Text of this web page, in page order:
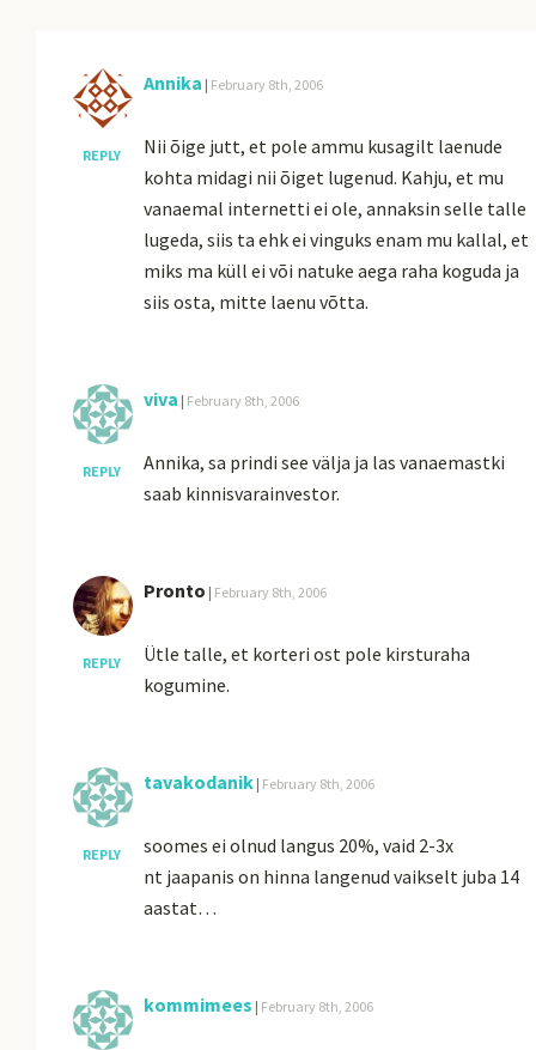
REPLY
Annika | February 8th, 2006
Nii õige jutt, et pole ammu kusagilt laenude
kohta midagi nii õiget lugenud. Kahju, et mu
vanaemal internetti ei ole, annaksin selle talle
lugeda, siis ta ehk ei vinguks enam mu kallal, et
miks ma küll ei või natuke aega raha koguda ja
siis osta, mitte laenu võtta.
REPLY
viva | February 8th, 2006
Annika, sa prindi see välja ja las vanaemastki
saab kinnisvarainvestor.
REPLY
Pronto | February 8th, 2006
Ütle talle, et korteri ost pole kirsturaha
kogumine.
REPLY
tavakodanik | February 8th, 2006
soomes ei olnud langus 20%, vaid 2-3x
nt jaapanis on hinna langenud vaikselt juba 14
aastat…
kommimees | February 8th, 2006